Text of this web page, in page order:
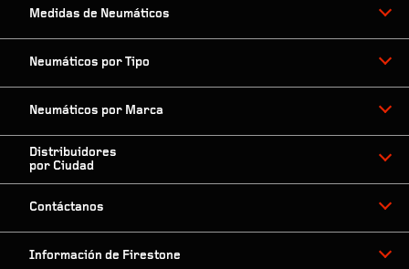
Medidas de Neumáticos
Neumáticos por Tipo
Neumáticos por Marca
Distribuidores
por Ciudad
Contáctanos
Información de Firestone